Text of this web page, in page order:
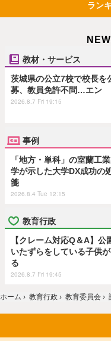
ラン
教材・サービス
茨城県の公立7校で校長を
募、教員免許不問…エン
2026.8.7 Fri 19:15
事例
「地方・単科」の室蘭工
学が示した大学DX成功の
箋
2026.8.4 Tue 12:15
教育行政
【クレーム対応Q＆A】公
いたずらをしている子供
る
2026.8.7 Fri 19:45
ホーム › 教育行政 › 教育委員会 ›